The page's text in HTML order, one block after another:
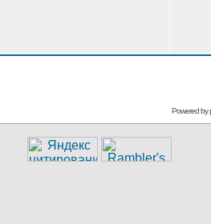
Powered by